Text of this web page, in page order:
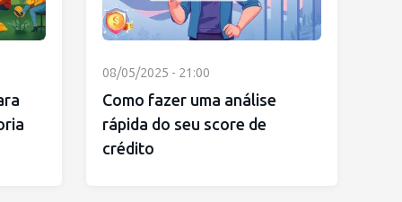
08/05/2025 - 21:00
Como fazer uma análise
rápida do seu score de
crédito